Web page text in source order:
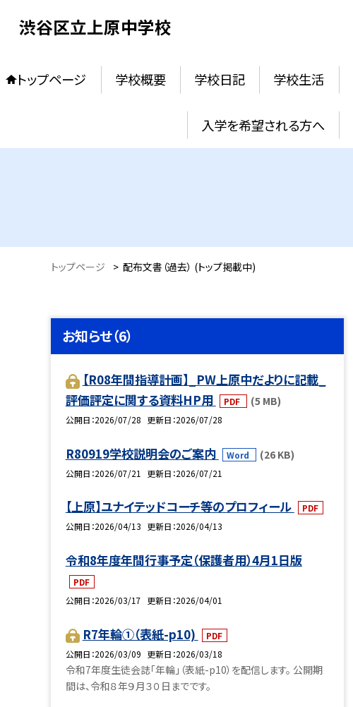
渋谷区立上原中学校
トップページ 学校概要 学校日記 学校生活
入学を希望される方へ
トップページ > 配布文書（過去） (トップ掲載中)
お知らせ（6）
【R08年間指導計画】_PW上原中だよりに記載_
評価評定に関する資料HP用
PDF (5 MB)
公開日 2026/07/28 更新日 2026/07/28
R80919学校説明会のご案内 Word (26 KB)
公開日 2026/07/21 更新日 2026/07/21
【上原】ユナイテッドコーチ等のプロフィール
PDF
公開日 2026/04/13 更新日 2026/04/13
令和8年度年間行事予定（保護者用）4月1日版
PDF
公開日 2026/03/17 更新日 2026/04/01
R7年輪①（表紙-p10)
PDF
公開日 2026/03/09 更新日 2026/03/18
令和7年度生徒会誌「年輪」（表紙-p10）を配信します。 公開期
間は、令和８年９月３０日までです。